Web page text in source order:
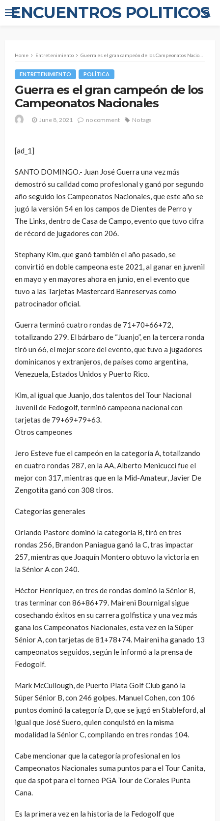
ENCUENTROS POLITICOS
Home Entretenimiento Guerra es el gran campeón de los Campeonatos Nacionales
ENTRETENIMIENTO POLÍTICA
Guerra es el gran campeón de los
Campeonatos Nacionales
June 8, 2021 no comment No tags
[ad_1]
SANTO DOMINGO.- Juan José Guerra una vez más
demostró su calidad como profesional y ganó por segundo
año seguido los Campeonatos Nacionales, que este año se
jugó la versión 54 en los campos de Dientes de Perro y
The Links, dentro de Casa de Campo, evento que tuvo cifra
de récord de jugadores con 206.
Stephany Kim, que ganó también el año pasado, se
convirtió en doble campeona este 2021, al ganar en juvenil
en mayo y en mayores ahora en junio, en el evento que
tuvo a las Tarjetas Mastercard Banreservas como
patrocinador oficial.
Guerra terminó cuatro rondas de 71+70+66+72,
totalizando 279. El bárbaro de “Juanjo”, en la tercera ronda
tiró un 66, el mejor score del evento, que tuvo a jugadores
dominicanos y extranjeros, de países como argentina,
Venezuela, Estados Unidos y Puerto Rico.
Kim, al igual que Juanjo, dos talentos del Tour Nacional
Juvenil de Fedogolf, terminó campeona nacional con
tarjetas de 79+69+79+63.
Otros campeones
Jero Esteve fue el campeón en la categoría A, totalizando
en cuatro rondas 287, en la AA, Alberto Menicucci fue el
mejor con 317, mientras que en la Mid-Amateur, Javier De
Zengotita ganó con 308 tiros.
Categorías generales
Orlando Pastore dominó la categoría B, tiró en tres
rondas 256, Brandon Paniagua ganó la C, tras impactar
257, mientras que Joaquín Montero obtuvo la victoria en
la Sénior A con 240.
Héctor Henríquez, en tres de rondas dominó la Sénior B,
tras terminar con 86+86+79. Maireni Bournigal sigue
cosechando éxitos en su carrera golfistica y una vez más
gana los Campeonatos Nacionales, esta vez en la Súper
Sénior A, con tarjetas de 81+78+74. Maireni ha ganado 13
campeonatos seguidos, según le informó a la prensa de
Fedogolf.
Mark McCullough, de Puerto Plata Golf Club ganó la
Súper Sénior B, con 246 golpes. Manuel Cohen, con 106
puntos dominó la categoría D, que se jugó en Stableford, al
igual que José Suero, quien conquistó en la misma
modalidad la Sénior C, compilando en tres rondas 104.
Cabe mencionar que la categoría profesional en los
Campeonatos Nacionales suma puntos para el Tour Canita,
que da spot para el torneo PGA Tour de Corales Punta
Cana.
Es la primera vez en la historia de la Fedogolf que